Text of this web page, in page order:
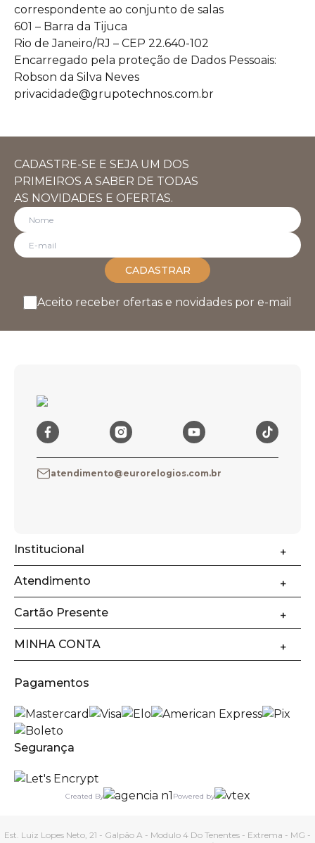
correspondente ao conjunto de salas
601 – Barra da Tijuca
Rio de Janeiro/RJ – CEP 22.640-102
Encarregado pela proteção de Dados Pessoais:
Robson da Silva Neves
privacidade@grupotechnos.com.br
CADASTRE-SE E SEJA UM DOS
PRIMEIROS A SABER DE TODAS
AS NOVIDADES E OFERTAS.
CADASTRAR
Aceito receber ofertas e novidades por e-mail
atendimento@eurorelogios.com.br
Institucional
Atendimento
Cartão Presente
MINHA CONTA
Pagamentos
Segurança
Created By Powered by
Est. Luiz Lopes Neto, 21 - Galpão A - Modulo 4 Do Tenentes - Extrema - MG -